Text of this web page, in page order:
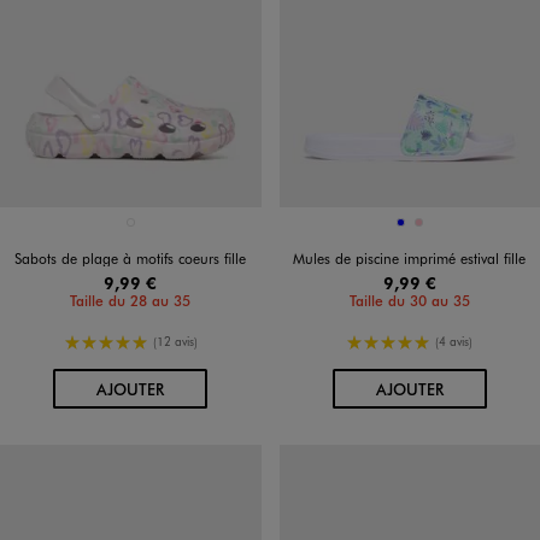
Sabots de plage à motifs coeurs fille
9,99 €
Taille du 28 au 35
5/5 de moyenne
(12 avis)
AJOUTERAU PANIER
Disponible en 2 coloris
BLEU
Mules de piscine imprimé estival fille
9,99 €
Taille du 30 au 35
5/5 de moyenne
(4 avis)
AJOUTERAU PANIER